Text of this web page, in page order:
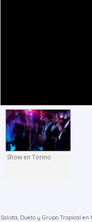
Show en Torino
Solista, Dueto y Grupo Tropical en